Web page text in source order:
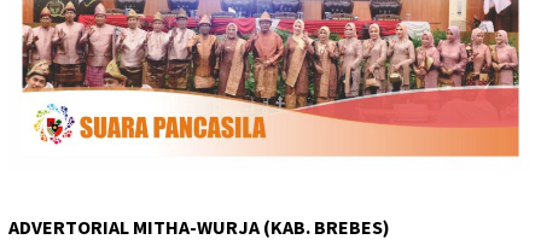
ADVERTORIAL MITHA-WURJA (KAB. BREBES)